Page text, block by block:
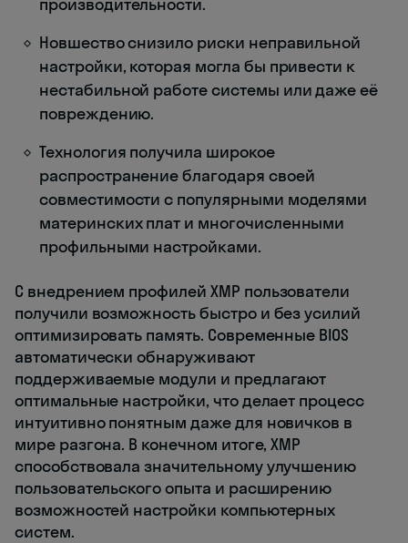
Новшество снизило риски неправильной
настройки, которая могла бы привести к
нестабильной работе системы или даже её
повреждению.
Технология получила широкое
распространение благодаря своей
совместимости с популярными моделями
материнских плат и многочисленными
профильными настройками.
С внедрением профилей XMP пользователи
получили возможность быстро и без усилий
оптимизировать память. Современные BIOS
автоматически обнаруживают
поддерживаемые модули и предлагают
оптимальные настройки, что делает процесс
интуитивно понятным даже для новичков в
мире разгона. В конечном итоге, XMP
способствовала значительному улучшению
пользовательского опыта и расширению
возможностей настройки компьютерных
систем.